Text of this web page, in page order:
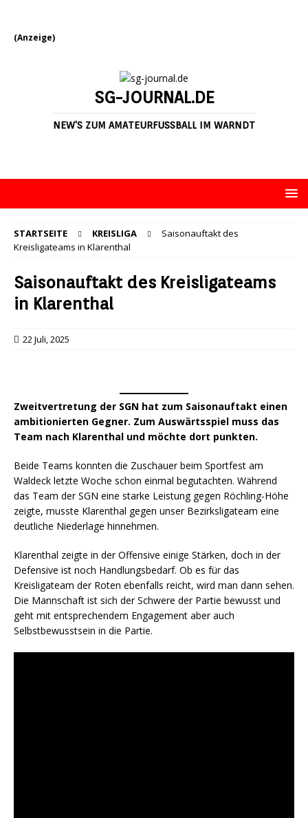
(Anzeige)
SG-JOURNAL.DE
NEW'S ZUM AMATEURFUSSBALL IM WARNDT
STARTSEITE KREISLIGA
Saisonauftakt des
Kreisligateams in Klarenthal
Saisonauftakt des Kreisligateams
in Klarenthal
22 Juli, 2025
Zweitvertretung der SGN hat zum Saisonauftakt einen
ambitionierten Gegner. Zum Auswärtsspiel muss das
Team nach Klarenthal und möchte dort punkten.
Beide Teams konnten die Zuschauer beim Sportfest am
Waldeck letzte Woche schon einmal begutachten. Während
das Team der SGN eine starke Leistung gegen Röchling-Höhe
zeigte, musste Klarenthal gegen unser Bezirksligateam eine
deutliche Niederlage hinnehmen.
Klarenthal zeigte in der Offensive einige Stärken, doch in der
Defensive ist noch Handlungsbedarf. Ob es für das
Kreisligateam der Roten ebenfalls reicht, wird man dann sehen.
Die Mannschaft ist sich der Schwere der Partie bewusst und
geht mit entsprechendem Engagement aber auch
Selbstbewusstsein in die Partie.